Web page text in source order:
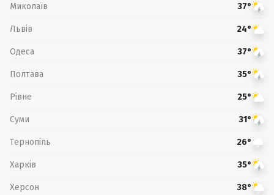
Миколаїв 37°
Львів 24°
Одеса 37°
Полтава 35°
Рівне 25°
Суми 31°
Тернопіль 26°
Харків 35°
Херсон 38°